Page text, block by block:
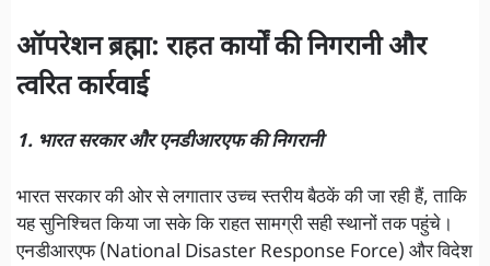
ऑपरेशन ब्रह्मा: राहत कार्यों की निगरानी और
त्वरित कार्रवाई
1. भारत सरकार और एनडीआरएफ की निगरानी
भारत सरकार की ओर से लगातार उच्च स्तरीय बैठकें की जा रही हैं, ताकि
यह सुनिश्चित किया जा सके कि राहत सामग्री सही स्थानों तक पहुंचे।
एनडीआरएफ (National Disaster Response Force) और विदेश